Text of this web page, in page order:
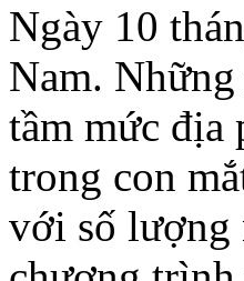
Ngày 10
Nam.
tầm mức địa
trong con
với số lượng